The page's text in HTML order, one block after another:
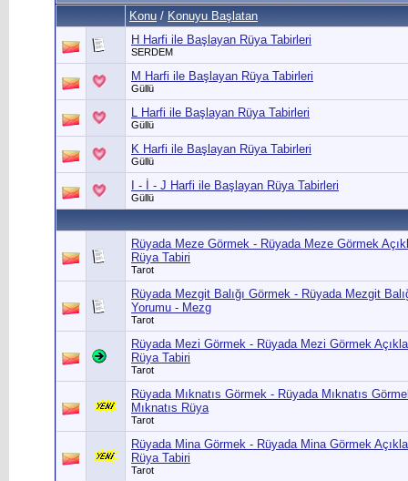
Konu / Konuyu Başlatan
H Harfi ile Başlayan Rüya Tabirleri
SERDEM
M Harfi ile Başlayan Rüya Tabirleri
Güllü
L Harfi ile Başlayan Rüya Tabirleri
Güllü
K Harfi ile Başlayan Rüya Tabirleri
Güllü
I - İ - J Harfi ile Başlayan Rüya Tabirleri
Güllü
Rüyada Meze Görmek - Rüyada Meze Görmek
Rüya Tabiri
Tarot
Rüyada Mezgit Balığı Görmek - Rüyada Mezgit
Yorumu - Mezg
Tarot
Rüyada Mezi Görmek - Rüyada Mezi Görmek
Rüya Tabiri
Tarot
Rüyada Mıknatıs Görmek - Rüyada Mıknatıs
Mıknatıs Rüya
Tarot
Rüyada Mina Görmek - Rüyada Mina Görmek
Rüya Tabiri
Tarot